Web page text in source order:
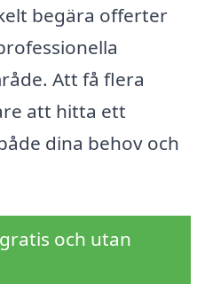
begära offerter
Att få flera
att hitta ett
dina behov och
och utan